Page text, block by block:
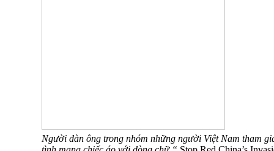
Người đàn ông trong nhóm những người Việt Nam tham